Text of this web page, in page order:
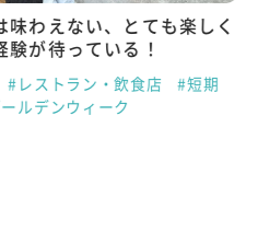
味わえない、とても楽しく
験が待っている！
#レストラン・飲食店
#短期
ルデンウィーク